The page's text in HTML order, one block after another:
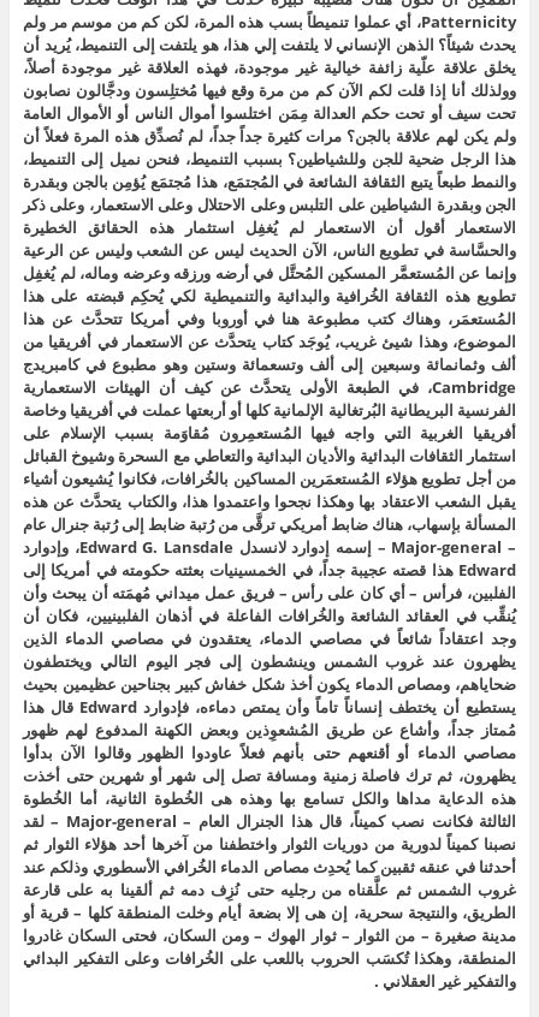
Patternicity، أي عملوا تنميطاً بسب هذه المرة، لكن كم من موسم مر ولم
يحدث شيئاً؟ الذهن الإنساني لا يلتفت إلي هذا، هو يلتفت إلى التنميط، يُريد أن
يخلق علاقة علّية زائفة خيالية غير موجودة، فهذه العلاقة غير موجودة أصلاً،
وولذلك أنا إذا قلت لكم الآن كم من مرة وقع فيها مُختلِسون ودجَّالون نصابون
تحت سيف أو تحت حكم العدالة مِمَن اختلسوا أموال الناس أو الأموال العامة
ولم يكن لهم علاقة بالجن؟ مرات كثيرة جداً جداً، لم نُصدِّق هذه المرة فعلاً أن
هذا الرجل ضحية للجن وللشياطين؟ بسبب التنميط، فنحن نميل إلى التنميط،
والنمط طبعاً يتبع الثقافة الشائعة في المُجتمَع، هذا مُجتمَع يُؤمِن بالجن وبقدرة
الجن وبقدرة الشياطين على التلبس وعلى الاحتلال وعلى الاستعمار، وعلى ذكر
الاستعمار أقول أن الاستعمار لم يُغفِل استثمار هذه الحقائق الخطيرة
والحسَّاسة في تطويع الناس، الآن الحديث ليس عن الشعب وليس عن الرعية
وإنما عن المُستعمَّر المسكين المُحتَّل في أرضه ورزقه وعرضه وماله، لم يُغفِل
تطويع هذه الثقافة الخُرافية والبدائية والتنميطية لكي يُحكِم قبضته على هذا
المُستعمَر، وهناك كتب مطبوعة هنا في أوروبا وفي أمريكا تتحدَّث عن هذا
الموضوع، وهذا شيئ غريب، يُوجَد كتاب يتحدَّث عن الاستعمار في أفريقيا من
ألف وثمانمائة وسبعين إلى ألف وتسعمائة وستين وهو مطبوع في كامبريدج
Cambridge، في الطبعة الأولى يتحدَّث عن كيف أن الهيئات الاستعمارية
الفرنسية البريطانية البُرتغالية الإلمانية كلها أو أربعتها عملت في أفريقيا وخاصة
أفريقيا الغربية التي واجه فيها المُستعمِرون مُقاوَمة بسبب الإسلام على
استثمار الثقافات البدائية والأديان البدائية والتعاطي مع السحرة وشيوخ القبائل
من أجل تطويع هؤلاء المُستعمَرين المساكين بالخُرافات، فكانوا يُشيعون أشياء
يقبل الشعب الاعتقاد بها وهكذا نجحوا واعتمدوا هذا، والكتاب يتحدَّث عن هذه
المسألة بإسهاب، هناك ضابط أمريكي ترقَّى من رُتبة ضابط إلى رُتبة جنرال عام
– Major-general – إسمه إدوارد لانسدل Edward G. Lansdale، وإدوارد
Edward هذا قصته عجيبة جداً، في الخمسينيات بعثته حكومته في أمريكا إلى
الفلبين، فرأس – أي كان على رأس – فريق عمل ميداني مُهمَته أن يبحث وأن
يُنقِّب في العقائد الشائعة والخُرافات الفاعلة في أذهان الفلبينيين، فكان أن
وجد اعتقاداً شائعاً في مصاصي الدماء، يعتقدون في مصاصي الدماء الذين
يظهرون عند غروب الشمس وينشطون إلى فجر اليوم التالي ويختطفون
ضحاياهم، ومصاص الدماء يكون أخذ شكل خفاش كبير بجناحين عظيمين بحيث
يستطيع أن يختطف إنساناً تاماً وأن يمتص دماءه، فإدوارد Edward قال هذا
مُمتاز جداً، وأشاع عن طريق المُشعوِذين وبعض الكهنة المدفوع لهم ظهور
مصاصي الدماء أو أقنعهم حتى بأنهم فعلاً عاودوا الظهور وقالوا الآن بدأوا
يظهرون، ثم ترك فاصلة زمنية ومسافة تصل إلى شهر أو شهرين حتى أخذت
هذه الدعاية مداها والكل تسامع بها وهذه هى الخُطوة الثانية، أما الخُطوة
الثالثة فكانت نصب كميناً، قال هذا الجنرال العام – Major-general – لقد
نصبنا كميناً لدورية من دوريات الثوار واختطفنا من آخرها أحد هؤلاء الثوار ثم
أحدثنا في عنقه ثقبين كما يُحدِث مصاص الدماء الخُرافي الأسطوري وذلكم عند
غروب الشمس ثم علَّقناه من رجليه حتى نُزِف دمه ثم ألقينا به على قارعة
الطريق، والنتيجة سحرية، إن هى إلا بضعة أيام وخلت المنطقة كلها – قرية أو
مدينة صغيرة – من الثوار – ثوار الهوك – ومن السكان، فحتى السكان غادروا
المنطقة، وهكذا تُكسَب الحروب باللعب على الخُرافات وعلى التفكير البدائي
والتفكير غير العقلاني .